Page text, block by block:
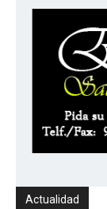
Actualidad